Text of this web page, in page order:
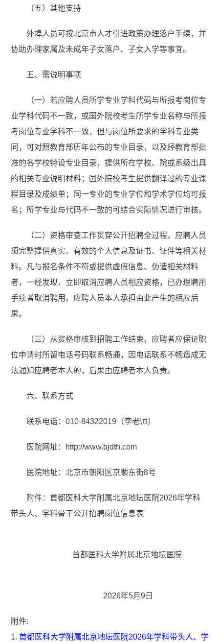
（五）其他支持
外埠人员可按北京市人才引进政策办理落户手续，并
协助办理家属及未成年子女落户、子女入学等事宜。
五、需说明事项
（一）若应聘人员所学专业学科代码与所报考岗位专
业学科代码不一致，或国外院校考生所学专业名称与所报
考岗位专业学科不一致，但与岗位所要求的学科专业类
同，可对照教育部历年公布的专业目录，以及经教育部批
准的各学校特设专业目录，提供所在学校、院或系级出具
的相关专业说明材料；国外院校考生提供翻译过的专业课
程目录及成绩单；同一专业的专业学位和学术学位均可报
名；所学专业与代码不一致的可结合实际情况进行审核。
（二）资格审查工作贯穿公开招聘全过程。应聘人员
须完整提供真实、有效的个人信息及证书、证件等相关材
料。凡与报名条件不符或提供虚假信息、伪造相关材料
者，一经发现，立即取消应聘人员相应资格，已办理聘用
手续者取消聘用。应聘人员本人承担由此产生的相应后
果。
（三）从资格审核到招聘工作结束，应聘者应保证职
位申请时所留电话号码联系畅通，因电话联系不畅造成无
法通知应聘者本人的，后果由应聘者本人负责。
六、联系方式
联系电话：010-84322019（李老师）
医院网址：http://www.bjdth.com
医院地址：北京市朝阳区京顺东街8号
附件：首都医科大学附属北京地坛医院2026年学科
带头人、学科骨干公开招聘岗位信息表
首都医科大学附属北京地坛医院
2026年5月9日
附件:
1.首都医科大学附属北京地坛医院2026年学科带头人、学